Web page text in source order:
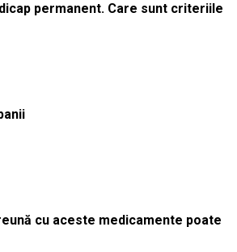
permanent. Care sunt criteriile
cu aceste medicamente poate